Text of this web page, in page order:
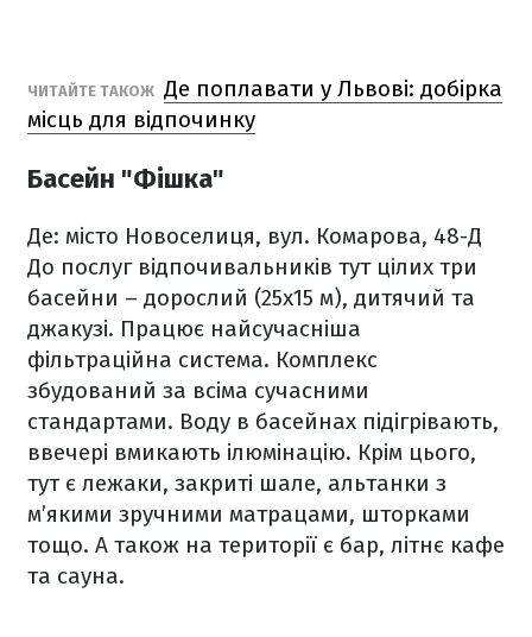
ЧИТАЙТЕ ТАКОЖ Де поплавати у Львові: добірка
місць для відпочинку
Басейн "Фішка"
Де: місто Новоселиця, вул. Комарова, 48-Д
До послуг відпочивальників тут цілих три
басейни – дорослий (25х15 м), дитячий та
джакузі. Працює найсучасніша
фільтраційна система. Комплекс
збудований за всіма сучасними
стандартами. Воду в басейнах підігрівають,
ввечері вмикають ілюмінацію. Крім цього,
тут є лежаки, закриті шале, альтанки з
м’якими зручними матрацами, шторками
тощо. А також на території є бар, літнє кафе
та сауна.